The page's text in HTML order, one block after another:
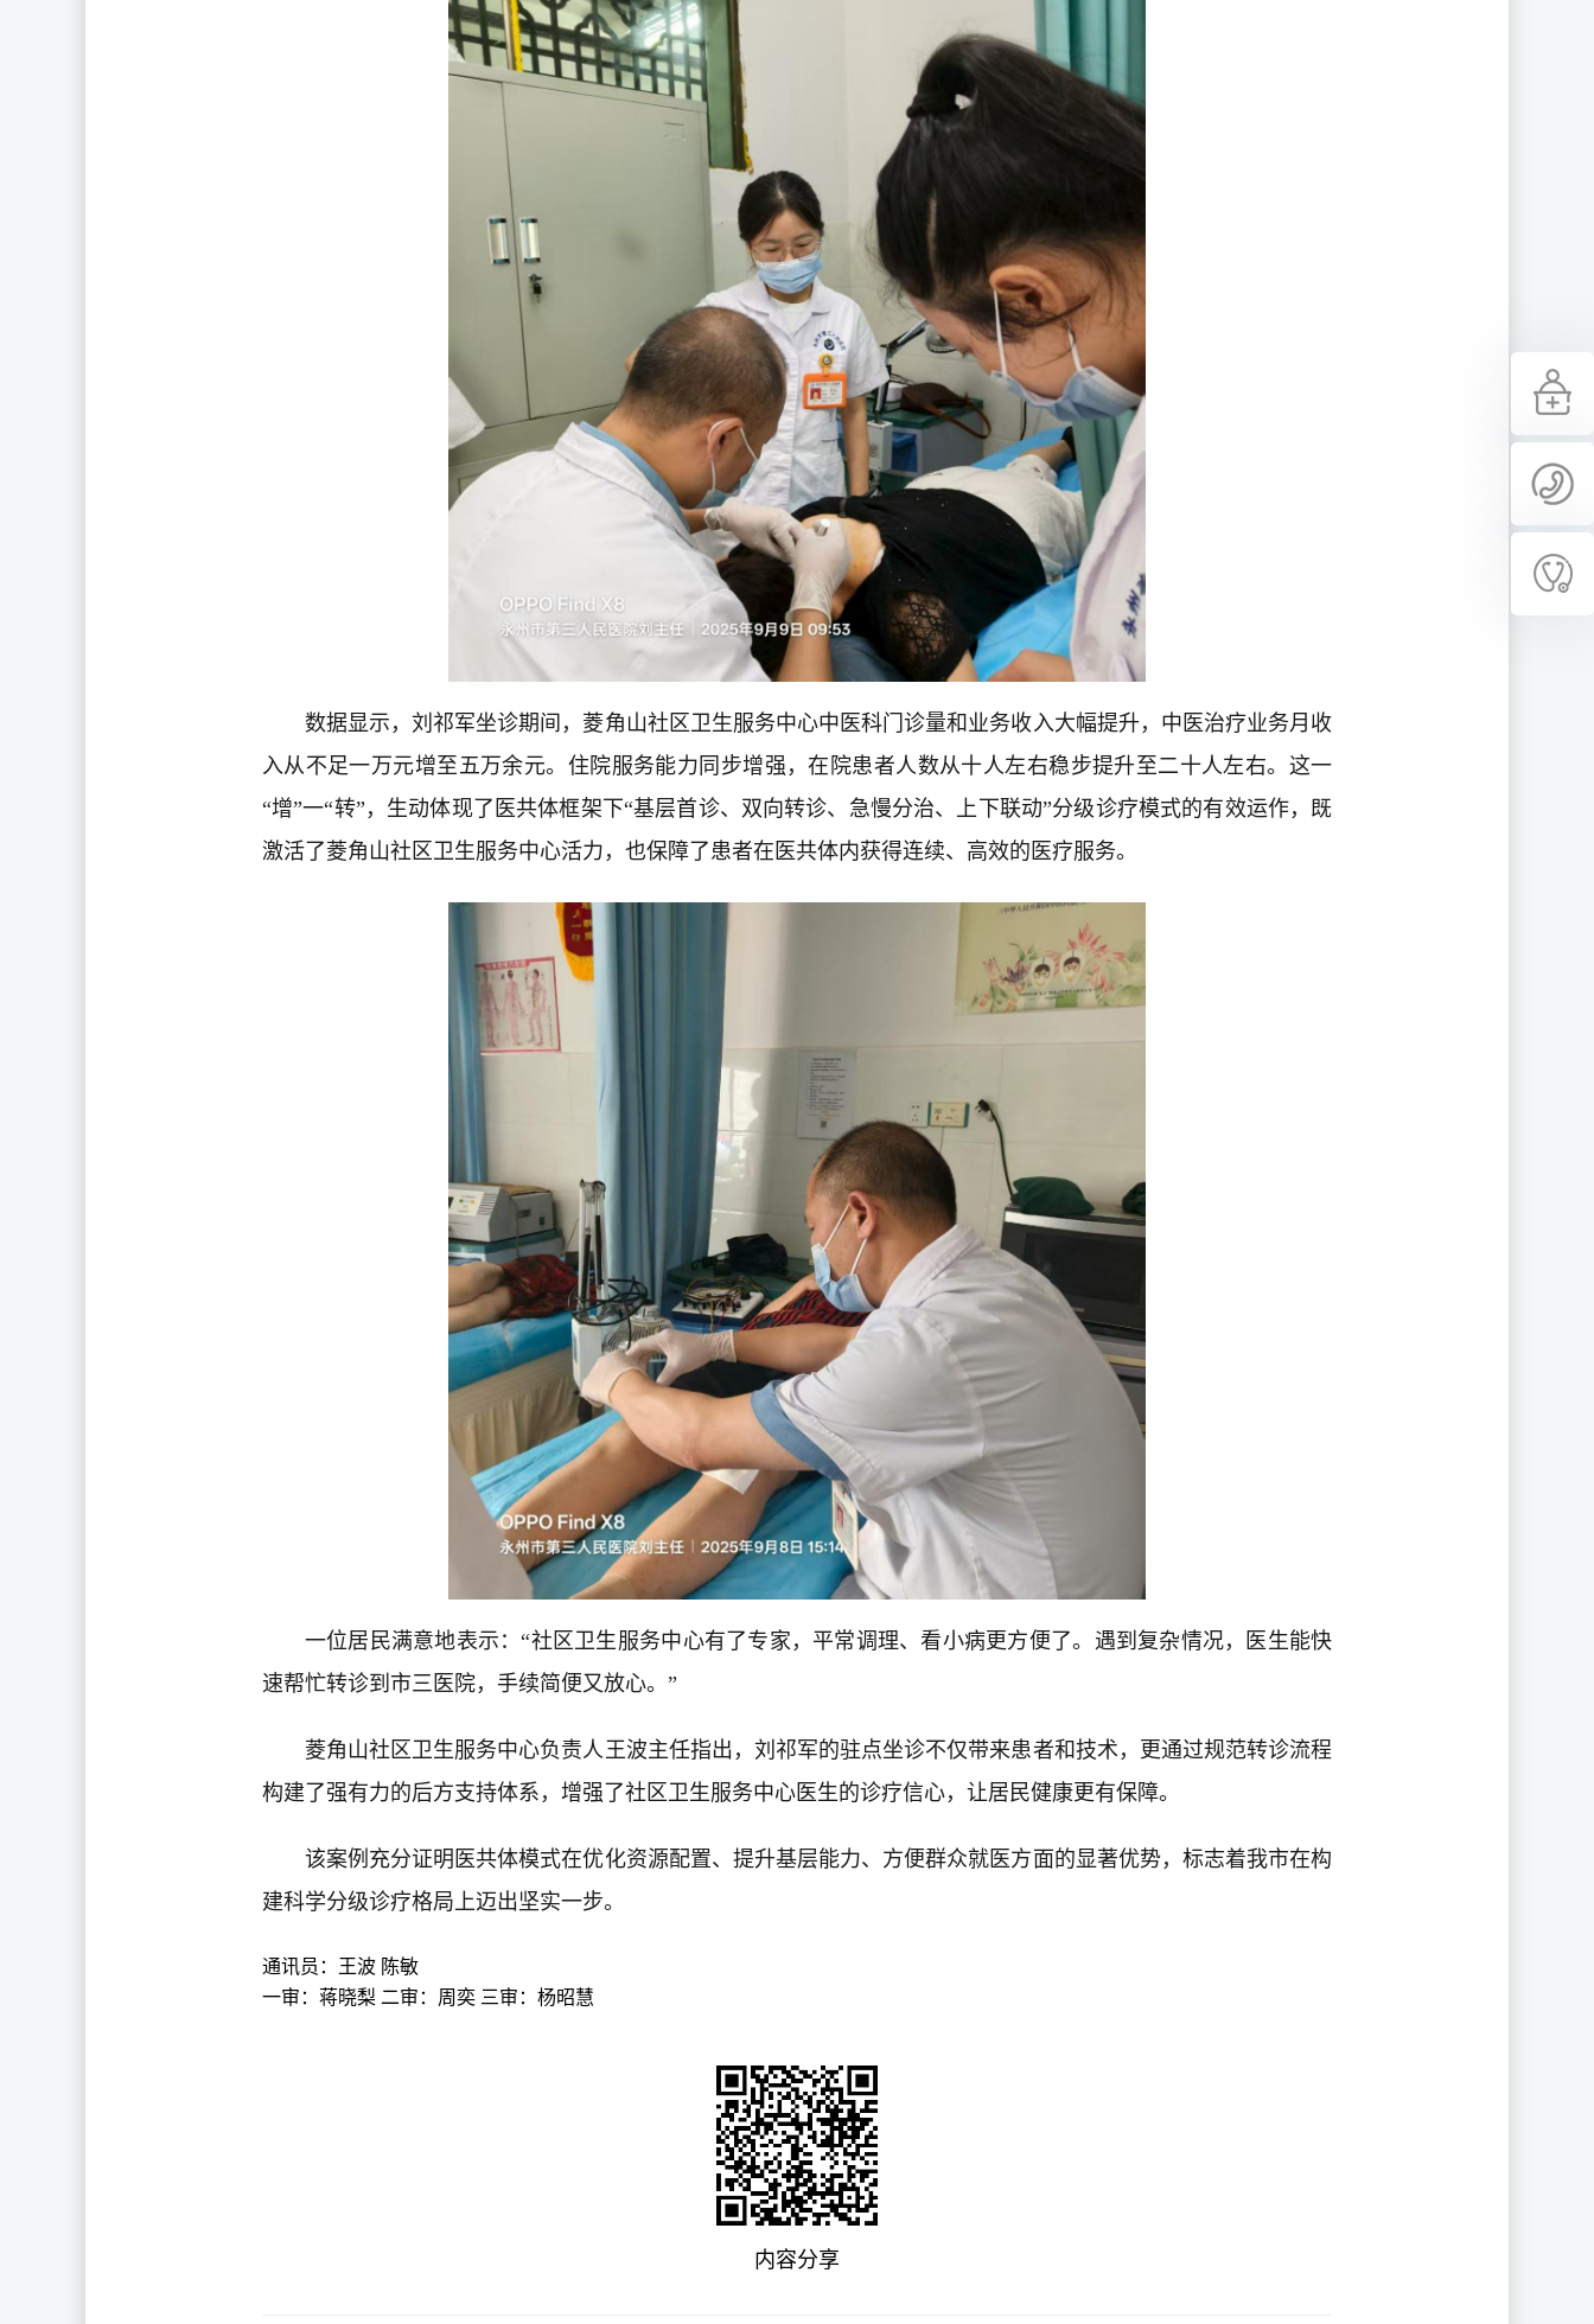
数据显示，刘祁军坐诊期间，菱角山社区卫生服务中心中医科门诊量和业务收入大幅提升，中医治疗业务月收
入从不足一万元增至五万余元。住院服务能力同步增强，在院患者人数从十人左右稳步提升至二十人左右。这一
“增”一“转”，生动体现了医共体框架下“基层首诊、双向转诊、急慢分治、上下联动”分级诊疗模式的有效运作，既
激活了菱角山社区卫生服务中心活力，也保障了患者在医共体内获得连续、高效的医疗服务。
一位居民满意地表示：“社区卫生服务中心有了专家，平常调理、看小病更方便了。遇到复杂情况，医生能快
速帮忙转诊到市三医院，手续简便又放心。”
菱角山社区卫生服务中心负责人王波主任指出，刘祁军的驻点坐诊不仅带来患者和技术，更通过规范转诊流程
构建了强有力的后方支持体系，增强了社区卫生服务中心医生的诊疗信心，让居民健康更有保障。
该案例充分证明医共体模式在优化资源配置、提升基层能力、方便群众就医方面的显著优势，标志着我市在构
建科学分级诊疗格局上迈出坚实一步。
通讯员：
王波 陈敏
一审： 蒋晓梨 二审：周奕 三审：杨昭慧
内容分享